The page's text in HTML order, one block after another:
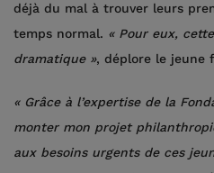
déjà du mal à trouver leurs
temps normal. « Pour eux,
dramatique », déplore le jeune
« Grâce à l’expertise de la
monter mon projet
aux besoins urgents de ces